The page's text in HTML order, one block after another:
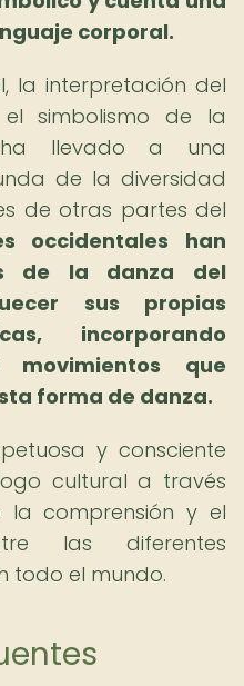
corporal.
la interpretación del
simbolismo de la
llevado a una
de la diversidad
de otras partes del
occidentales han
de la danza del
sus propias
incorporando
que
forma de danza.
y consciente
cultural a través
la comprensión y el
las diferentes
todo el mundo.